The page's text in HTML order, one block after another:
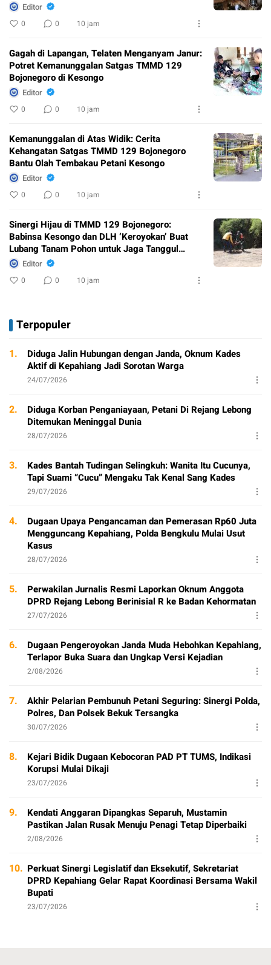
Editor
0 0 10 jam
Gagah di Lapangan, Telaten Menganyam Janur:
Potret Kemanunggalan Satgas TMMD 129
Bojonegoro di Kesongo
Editor
0 0 10 jam
Kemanunggalan di Atas Widik: Cerita
Kehangatan Satgas TMMD 129 Bojonegoro
Bantu Olah Tembakau Petani Kesongo
Editor
0 0 10 jam
Sinergi Hijau di TMMD 129 Bojonegoro:
Babinsa Kesongo dan DLH ‘Keroyokan’ Buat
Lubang Tanam Pohon untuk Jaga Tanggul
Sungai
Editor
0 0 10 jam
Terpopuler
1.
Diduga Jalin Hubungan dengan Janda, Oknum Kades
Aktif di Kepahiang Jadi Sorotan Warga
24/07/2026
2.
Diduga Korban Penganiayaan, Petani Di Rejang Lebong
Ditemukan Meninggal Dunia
28/07/2026
3.
Kades Bantah Tudingan Selingkuh: Wanita Itu Cucunya,
Tapi Suami “Cucu” Mengaku Tak Kenal Sang Kades
29/07/2026
4.
Dugaan Upaya Pengancaman dan Pemerasan Rp60 Juta
Mengguncang Kepahiang, Polda Bengkulu Mulai Usut
Kasus
28/07/2026
5.
Perwakilan Jurnalis Resmi Laporkan Oknum Anggota
DPRD Rejang Lebong Berinisial R ke Badan Kehormatan
27/07/2026
6.
Dugaan Pengeroyokan Janda Muda Hebohkan Kepahiang,
Terlapor Buka Suara dan Ungkap Versi Kejadian
2/08/2026
7.
Akhir Pelarian Pembunuh Petani Seguring: Sinergi Polda,
Polres, Dan Polsek Bekuk Tersangka
30/07/2026
8.
Kejari Bidik Dugaan Kebocoran PAD PT TUMS, Indikasi
Korupsi Mulai Dikaji
23/07/2026
9.
Kendati Anggaran Dipangkas Separuh, Mustamin
Pastikan Jalan Rusak Menuju Penagi Tetap Diperbaiki
2/08/2026
10. Perkuat Sinergi Legislatif dan Eksekutif, Sekretariat
DPRD Kepahiang Gelar Rapat Koordinasi Bersama Wakil
Bupati
23/07/2026